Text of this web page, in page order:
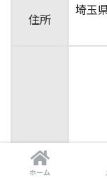
住所
埼玉
ホーム